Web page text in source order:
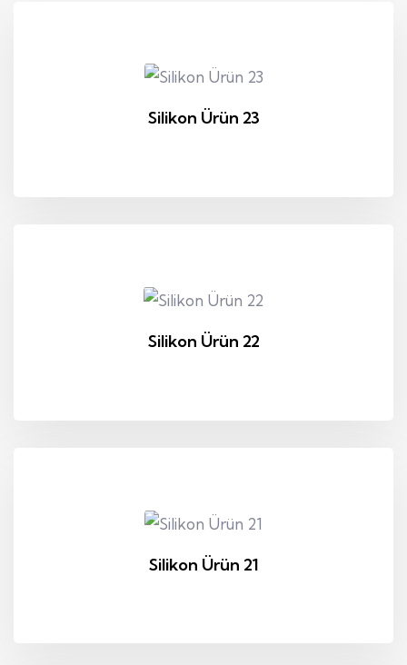
Silikon Ürün 23
Silikon Ürün 22
Silikon Ürün 21